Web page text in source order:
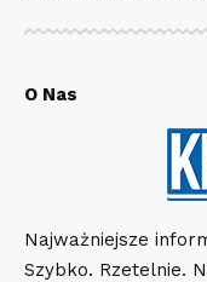
O Nas
Najważniejsze
Szybko. Rzetelnie.